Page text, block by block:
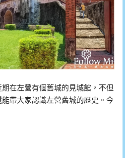
在左營有個舊城的見城館，不但
帶大家認識左營舊城的歷史。今